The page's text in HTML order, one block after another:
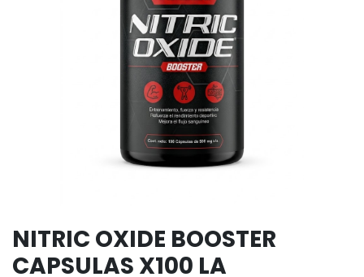
NITRIC OXIDE BOOSTER
CAPSULAS X100 LA